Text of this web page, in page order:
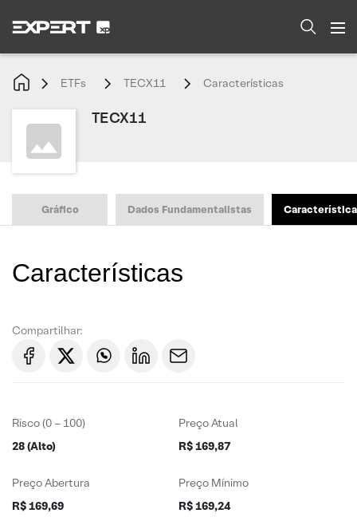
ETFs TECX11 Características
TECX11
Gráfico Dados Fundamentalistas
Características
Compartilhar:
Risco (0 – 100)
28 (Alto)
Preço Atual
R$ 169,87
Preço Abertura
R$ 169,69
Preço Mínimo
R$ 169,24